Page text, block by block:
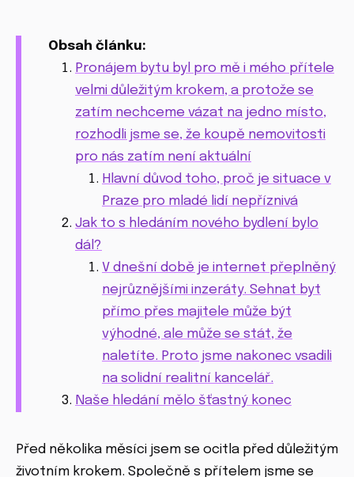
Obsah článku:
Pronájem bytu byl pro mě i mého přítele
velmi důležitým krokem, a protože se
zatím nechceme vázat na jedno místo,
rozhodli jsme se, že koupě nemovitosti
pro nás zatím není aktuální
Hlavní důvod toho, proč je situace v
Praze pro mladé lidí nepříznivá
Jak to s hledáním nového bydlení bylo
dál?
V dnešní době je internet přeplněný
nejrůznějšími inzeráty. Sehnat byt
přímo přes majitele může být
výhodné, ale může se stát, že
naletíte. Proto jsme nakonec vsadili
na solidní realitní kancelář.
Naše hledání mělo šťastný konec
Před několika měsíci jsem se ocitla před důležitým
životním krokem. Společně s přítelem jsme se